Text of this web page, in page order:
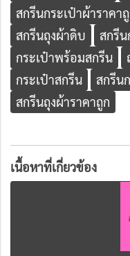
สกรีนกระเป๋าผ้าราคา
สกรีนถุงผ้าดิบ
สกรีน
กระเป๋าพร้อมสกรีน
กระเป๋าสกรีน
สกรีน
สกรีนถุงผ้าราคาถูก
เนื้อหาที่เกี่ยวข้อง